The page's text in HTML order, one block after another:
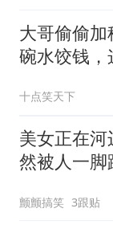
大哥偷偷
碗水饺钱，
十点笑天下
美女正在
然被人一脚
颤颤搞笑 3跟贴